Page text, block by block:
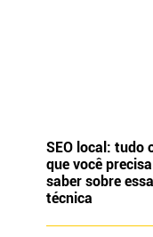
SEO local: tudo
que você precisa
saber sobre essa
técnica